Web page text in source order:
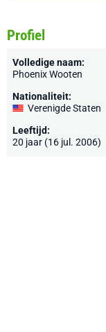
Profiel
Volledige naam:
Phoenix Wooten
Nationaliteit:
Verenigde Staten
Leeftijd:
20 jaar (16 jul. 2006)